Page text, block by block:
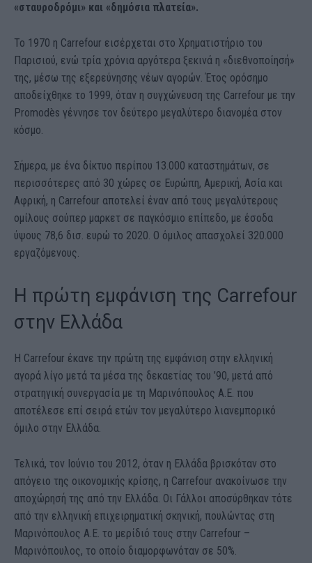
«σταυροδρόμι» και «δημόσια πλατεία».
Το 1970 η Carrefour εισέρχεται στο Χρηματιστήριο του
Παρισιού, ενώ τρία χρόνια αργότερα ξεκινά η «διεθνοποίησή»
της, μέσω της εξερεύνησης νέων αγορών. Έτος ορόσημο
αποδείχθηκε το 1999, όταν η συγχώνευση της Carrefour με την
Promodès γέννησε τον δεύτερο μεγαλύτερο διανομέα στον
κόσμο.
Σήμερα, με ένα δίκτυο περίπου 13.000 καταστημάτων, σε
περισσότερες από 30 χώρες σε Ευρώπη, Αμερική, Ασία και
Αφρική, η Carrefour αποτελεί έναν από τους μεγαλύτερους
ομίλους σούπερ μαρκετ σε παγκόσμιο επίπεδο, με έσοδα
ύψους 78,6 δισ. ευρώ το 2020. Ο όμιλος απασχολεί 320.000
εργαζόμενους.
Η πρώτη εμφάνιση της Carrefour
στην Ελλάδα
Η Carrefour έκανε την πρώτη της εμφάνιση στην ελληνική
αγορά λίγο μετά τα μέσα της δεκαετίας του ’90, μετά από
στρατηγική συνεργασία με τη Μαρινόπουλος Α.Ε. που
αποτέλεσε επί σειρά ετών τον μεγαλύτερο λιανεμπορικό
όμιλο στην Ελλάδα.
Τελικά, τον Ιούνιο του 2012, όταν η Ελλάδα βρισκόταν στο
απόγειο της οικονομικής κρίσης, η Carrefour ανακοίνωσε την
αποχώρησή της από την Ελλάδα. Οι Γάλλοι αποσύρθηκαν τότε
από την ελληνική επιχειρηματική σκηνική, πουλώντας στη
Μαρινόπουλος Α.Ε. το μερίδιό τους στην Carrefour –
Μαρινόπουλος, το οποίο διαμορφωνόταν σε 50%.